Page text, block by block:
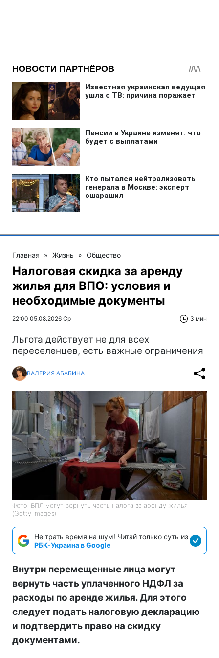
Главная » Жизнь » Общество
Налоговая скидка за аренду
жилья для ВПО: условия и
необходимые документы
22:00 05.08.2026 Ср 3 мин
Льгота действует не для всех
переселенцев, есть важные ограничения
ВАЛЕРИЯ АБАБИНА
Фото: ВПЛ могут вернуть часть налога за аренду жилья
(Getty Images)
Не трать время на шум! Читай только суть из
РБК-Украина в Google
Внутри перемещенные лица могут
вернуть часть уплаченного НДФЛ за
расходы по аренде жилья. Для этого
следует подать налоговую декларацию
и подтвердить право на скидку
документами.